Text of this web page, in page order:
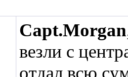
Capt.Morgan
везли с
отдал всю